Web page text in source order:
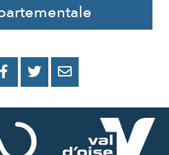

PARTAGER
FACEBOOK
PARTAGER
PARTAGER
MAIL